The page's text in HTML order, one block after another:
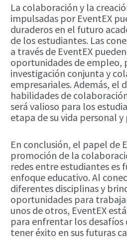
La colaboración y la
impulsadas por EventEX
duraderos en el futuro
de los estudiantes. Las
a través de EventEX
oportunidades de empleo,
investigación conjunta y
empresariales. Además, el
habilidades de
será valioso para los
etapa de su vida personal
En conclusión, el papel de
promoción de la
redes entre estudiantes es
enfoque educativo. Al
diferentes disciplinas y
oportunidades para
unos de otros, EventEX
para enfrentar los
tener éxito en sus futuras